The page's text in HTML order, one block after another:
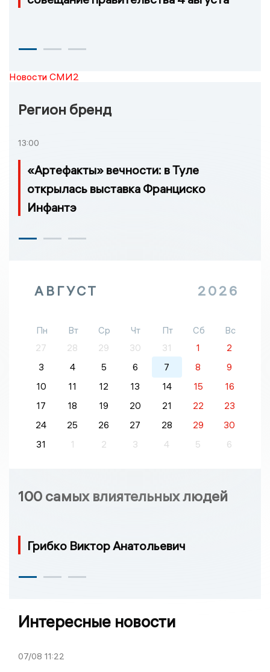
Новости СМИ2
Регион бренд
13:00
«Артефакты» вечности: в Туле
открылась выставка Франциско
Инфантэ
АВГУСТ 2026
Пн Вт Ср Чт Пт Сб
Вс
27
28 29 30 31 1
2
3
4 5 6 7 8
9
10
11 12 13 14 15
16
17
18 19 20 21 22
23
24
25 26 27 28 29
30
31
1 2 3 4 5 6
100 самых влиятельных людей
Грибко Виктор Анатольевич
Интересные новости
07/08 11:22